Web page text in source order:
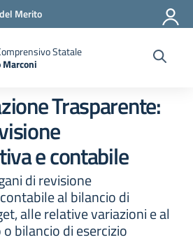
Merito
Statale
Marconi
Trasparente:
e contabile
di revisione
al bilancio di
alle relative variazioni e al
bilancio di esercizio